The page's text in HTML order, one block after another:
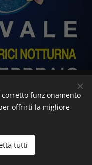
Comitato Regionale del
delle Pro Loco
- Iscrizione Registro
funzionamento
offrirti la migliore
tutti